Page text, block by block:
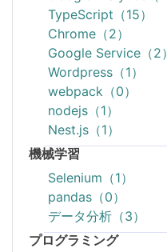
TypeScript（15）
Chrome（2）
Google Service（2）
Wordpress（1）
webpack（0）
nodejs（1）
Nest.js（1）
機械学習
Selenium（1）
pandas（0）
データ分析（3）
プログラミング